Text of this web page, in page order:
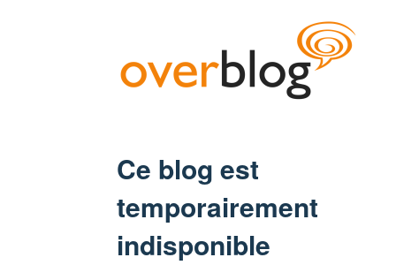
Ce blog est
temporairement
indisponible